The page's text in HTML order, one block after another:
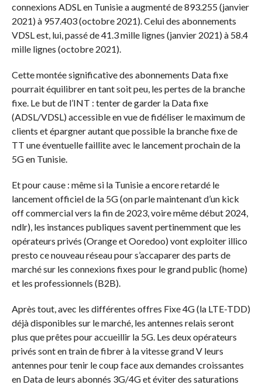
connexions ADSL en Tunisie a augmenté de 893.255 (janvier
2021) à 957.403 (octobre 2021). Celui des abonnements
VDSL est, lui, passé de 41.3 mille lignes (janvier 2021) à 58.4
mille lignes (octobre 2021).
Cette montée significative des abonnements Data fixe
pourrait équilibrer en tant soit peu, les pertes de la branche
fixe. Le but de l’INT : tenter de garder la Data fixe
(ADSL/VDSL) accessible en vue de fidéliser le maximum de
clients et épargner autant que possible la branche fixe de
TT une éventuelle faillite avec le lancement prochain de la
5G en Tunisie.
Et pour cause : même si la Tunisie a encore retardé le
lancement officiel de la 5G (on parle maintenant d’un kick
off commercial vers la fin de 2023, voire même début 2024,
ndlr), les instances publiques savent pertinemment que les
opérateurs privés (Orange et Ooredoo) vont exploiter illico
presto ce nouveau réseau pour s’accaparer des parts de
marché sur les connexions fixes pour le grand public (home)
et les professionnels (B2B).
Après tout, avec les différentes offres Fixe 4G (la LTE-TDD)
déjà disponibles sur le marché, les antennes relais seront
plus que prêtes pour accueillir la 5G. Les deux opérateurs
privés sont en train de fibrer à la vitesse grand V leurs
antennes pour tenir le coup face aux demandes croissantes
en Data de leurs abonnés 3G/4G et éviter des saturations